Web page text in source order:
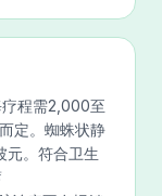
程需2,000至
定。蜘蛛状静
元。符合卫生